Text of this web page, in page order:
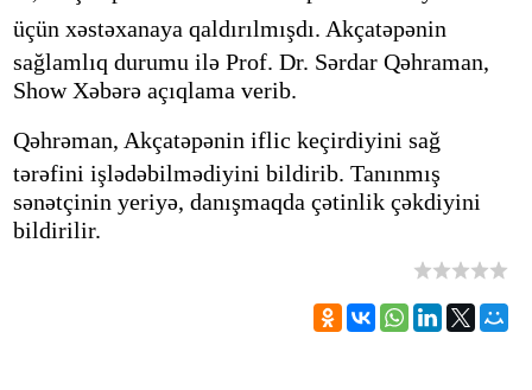
üçün xəstəxanaya qaldırılmışdı. Akçatəpənin
sağlamlıq durumu ilə Prof. Dr. Sərdar Qəhraman,
Show Xəbərə açıqlama verib.
Qəhrəman, Akçatəpənin iflic keçirdiyini sağ
tərəfini işlədəbilmədiyini bildirib. Tanınmış
sənətçinin yeriyə, danışmaqda çətinlik çəkdiyini
bildirilir.